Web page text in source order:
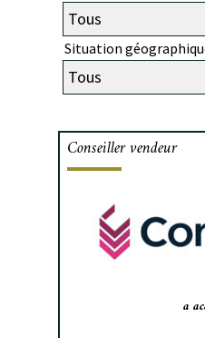
Situation
Conseiller vendeur
a
Cafa a assisté KZ
parc industriel de
de Montréal, à